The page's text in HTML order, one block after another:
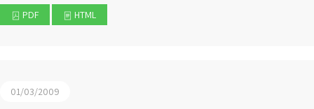
PDF HTML
01/03/2009